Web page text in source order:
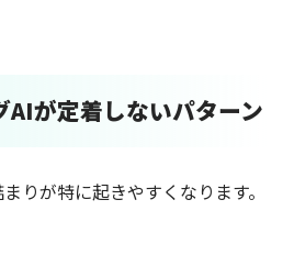
AIが定着しないパターン
りが特に起きやすくなります。